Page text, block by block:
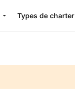
Types de charter